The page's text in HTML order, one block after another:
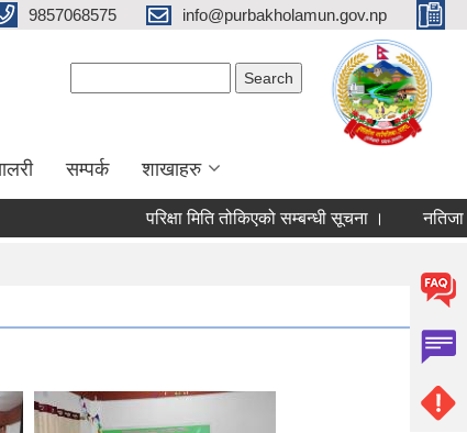
9857068575 info@purbakholamun.gov.np
सम्पर्क शाखाहरु
परिक्षा मिति तोकिएको सम्बन्धी सूचना । नतिजा